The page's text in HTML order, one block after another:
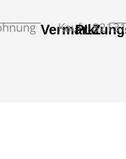
KaufPLZ82131